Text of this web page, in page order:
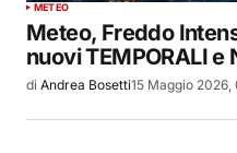
METEO
Meteo, Freddo
nuovi TEMPORALI e
di Andrea Bosetti15 Maggio 2026,